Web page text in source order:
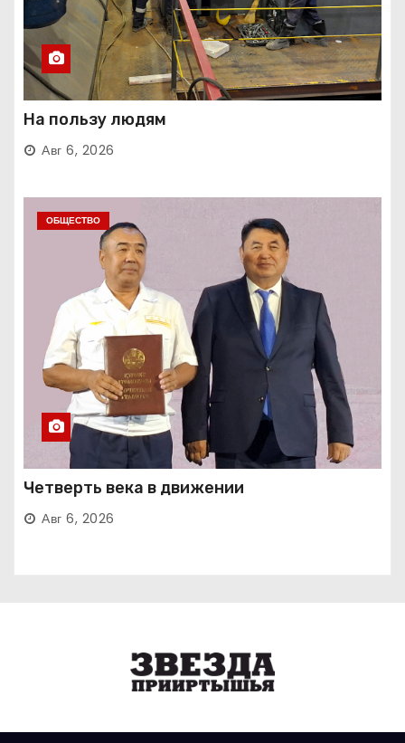
На пользу людям
Авг 6, 2026
ОБЩЕСТВО
Четверть века в движении
Авг 6, 2026